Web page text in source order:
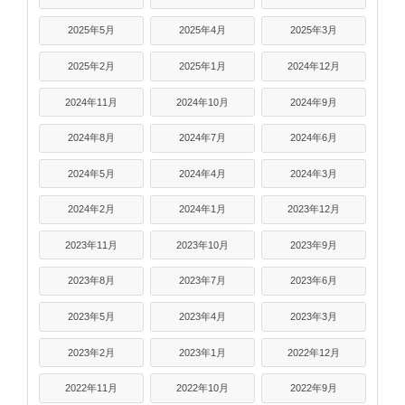
2025年5月 2025年4月 2025年3月
2025年2月 2025年1月 2024年12月
2024年11月 2024年10月 2024年9月
2024年8月 2024年7月 2024年6月
2024年5月 2024年4月 2024年3月
2024年2月 2024年1月 2023年12月
2023年11月 2023年10月 2023年9月
2023年8月 2023年7月 2023年6月
2023年5月 2023年4月 2023年3月
2023年2月 2023年1月 2022年12月
2022年11月 2022年10月 2022年9月